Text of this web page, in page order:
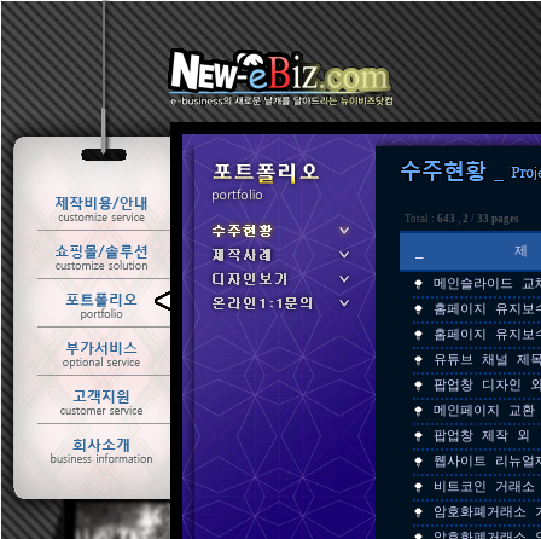
Total : 643 , 2 / 33 pages
메인슬라이드 교
홈페이지 유지보
홈페이지 유지보
유튜브 채널 제
팝업창 디자인
메인페이지 교환
팝업창 제작 외
웹사이트 리뉴얼
비트코인 거래소
암호화폐거래소
ㆍ 수주현황
ㆍ 제작사례